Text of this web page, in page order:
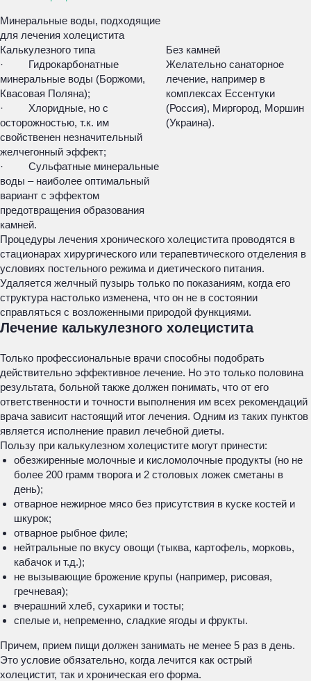
Минеральные воды, подходящие
для лечения холецистита
Калькулезного типа
Без камней
· Гидрокарбонатные
минеральные воды (Боржоми,
Квасовая Поляна);
· Хлоридные, но с
осторожностью, т.к. им
свойственен незначительный
желчегонный эффект;
· Сульфатные минеральные
воды – наиболее оптимальный
вариант с эффектом
предотвращения образования
камней.
Желательно санаторное
лечение, например в
комплексах Ессентуки
(Россия), Миргород, Моршин
(Украина).
Процедуры лечения хронического холецистита проводятся в
стационарах хирургического или терапевтического отделения в
условиях постельного режима и диетического питания.
Удаляется желчный пузырь только по показаниям, когда его
структура настолько изменена, что он не в состоянии
справляться с возложенными природой функциями.
Лечение калькулезного холецистита
Только профессиональные врачи способны подобрать
действительно эффективное лечение. Но это только половина
результата, больной также должен понимать, что от его
ответственности и точности выполнения им всех рекомендаций
врача зависит настоящий итог лечения. Одним из таких пунктов
является исполнение правил лечебной диеты.
Пользу при калькулезном холецистите могут принести:
обезжиренные молочные и кисломолочные продукты (но не
более 200 грамм творога и 2 столовых ложек сметаны в
день);
отварное нежирное мясо без присутствия в куске костей и
шкурок;
отварное рыбное филе;
нейтральные по вкусу овощи (тыква, картофель, морковь,
кабачок и т.д.);
не вызывающие брожение крупы (например, рисовая,
гречневая);
вчерашний хлеб, сухарики и тосты;
спелые и, непременно, сладкие ягоды и фрукты.
Причем, прием пищи должен занимать не менее 5 раз в день.
Это условие обязательно, когда лечится как острый
холецистит, так и хроническая его форма.